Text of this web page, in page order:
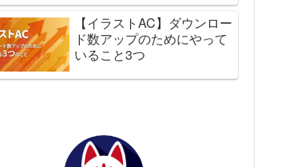
【イラストAC】ダウンロー
ド数アップのためにやって
いること3つ